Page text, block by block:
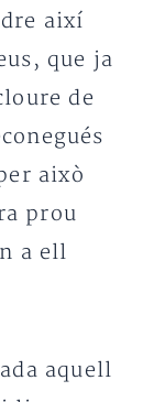
així
que ja
de
això
prou
a ell
aquell